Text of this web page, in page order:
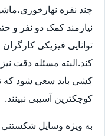
چند نفره
نیازمند کمک دو نفر و
توانایی فیزیکی
کند.البته مسئله دقت
کشی باید سعی شود که
کوچکترین آسیبی نبینند.
به ویژه وسایل شکستنی